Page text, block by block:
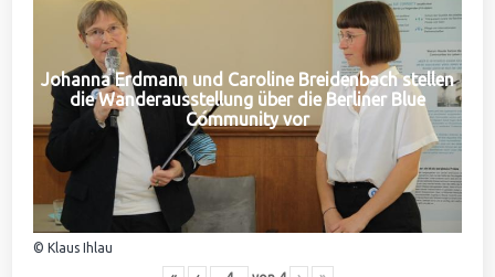
Johanna Erdmann und Caroline Breidenbach stellen
die Wanderausstellung über die Berliner Blue
Community vor
© Klaus Ihlau